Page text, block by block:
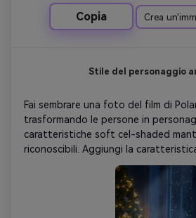
Copia Crea
Stile del personaggio
Fai sembrare una foto del film di
trasformando le persone in
caratteristiche soft cel-shaded
riconoscibili. Aggiungi la
blu-oro intenso, luci di Natale
sogno e quella magica trama di film